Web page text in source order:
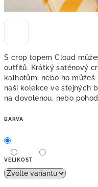
S crop topem Cloud
outfitů. Krátký saténový
kalhotům, nebo ho
naší kolekce ve stejných
na dovolenou, nebo
BARVA
VELIKOST